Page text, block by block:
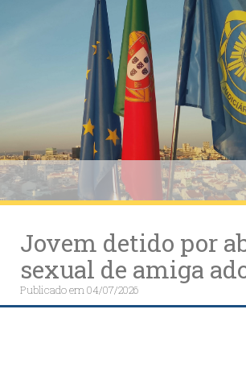
Jovem detido por
sexual de amiga
Publicado em04/07/2026